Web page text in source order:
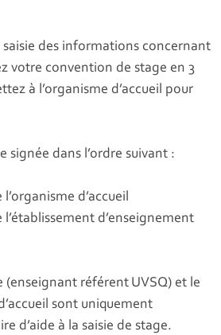
des informations concernant
votre convention de stage en 3
à l’organisme d’accueil pour
signée dans l’ordre suivant :
d’accueil
d’enseignement
(enseignant référent UVSQ) et le
sont uniquement
d’aide à la saisie de stage.